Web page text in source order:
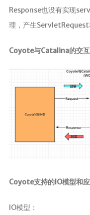
Response也没有实现
理，产生
Coyote与Catalina的交
Coyote支持的IO模型和应
IO模型：